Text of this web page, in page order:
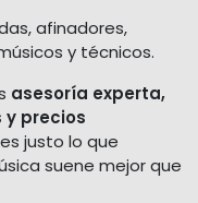
afinadores,
y técnicos.
asesoría experta,
precios
justo lo que
suene mejor que